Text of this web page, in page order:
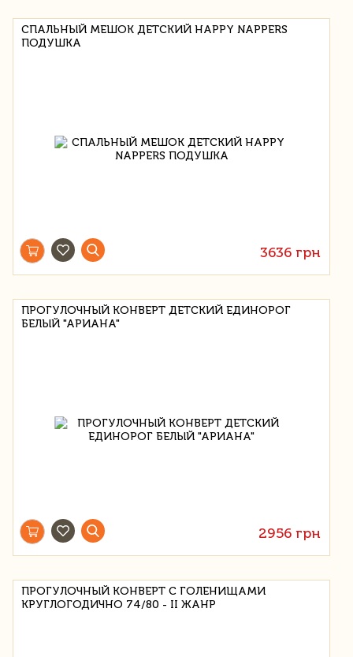
СПАЛЬНЫЙ МЕШОК ДЕТСКИЙ HAPPY NAPPERS
ПОДУШКА
3636 грн
ПРОГУЛОЧНЫЙ КОНВЕРТ ДЕТСКИЙ ЕДИНОРОГ
БЕЛЫЙ "АРИАНА"
2956 грн
ПРОГУЛОЧНЫЙ КОНВЕРТ С ГОЛЕНИЩАМИ
КРУГЛОГОДИЧНО 74/80 - II ЖАНР